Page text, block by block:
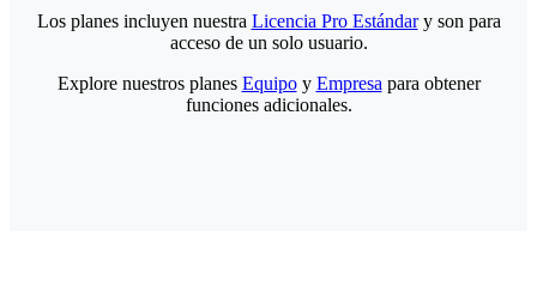
Los planes incluyen nuestra Licencia Pro Estándary son para
acceso de un solo usuario.
Explore nuestros planes Equipoy Empresa para obtener
funciones adicionales.